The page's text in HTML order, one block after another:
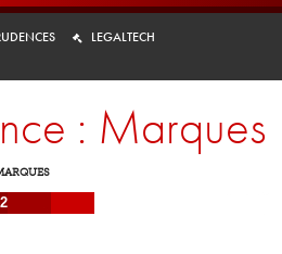
LEGALTECH
: Marques